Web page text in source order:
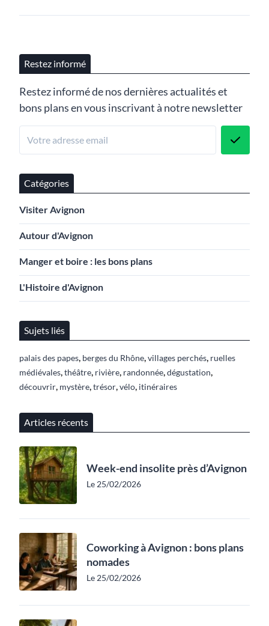
Restez informé
Restez informé de nos dernières actualités et
bons plans en vous inscrivant à notre newsletter
Catégories
Visiter Avignon
Autour d'Avignon
Manger et boire : les bons plans
L'Histoire d'Avignon
Sujets liés
palais des papes berges du Rhône villages perchés ruelles
médiévales théâtre rivière randonnée dégustation
découvrir mystère trésor vélo itinéraires
Articles récents
Week-end insolite près d’Avignon
Le 25/02/2026
Coworking à Avignon : bons plans
nomades
Le 25/02/2026